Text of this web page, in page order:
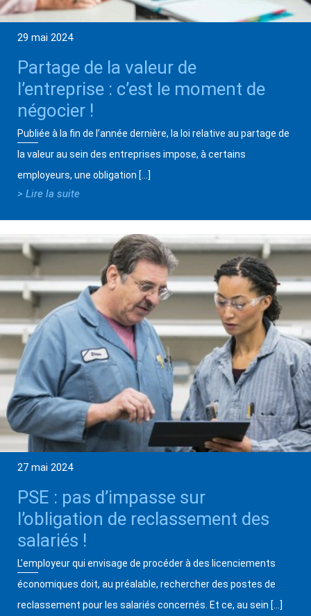
29 mai 2024
Partage de la valeur de
l’entreprise : c’est le moment de
négocier !
Publiée à la fin de l’année dernière, la loi relative au partage de
la valeur au sein des entreprises impose, à certains
employeurs, une obligation […]
> Lire la suite
27 mai 2024
PSE : pas d’impasse sur
l’obligation de reclassement des
salariés !
L’employeur qui envisage de procéder à des licenciements
économiques doit, au préalable, rechercher des postes de
reclassement pour les salariés concernés. Et ce, au sein […]